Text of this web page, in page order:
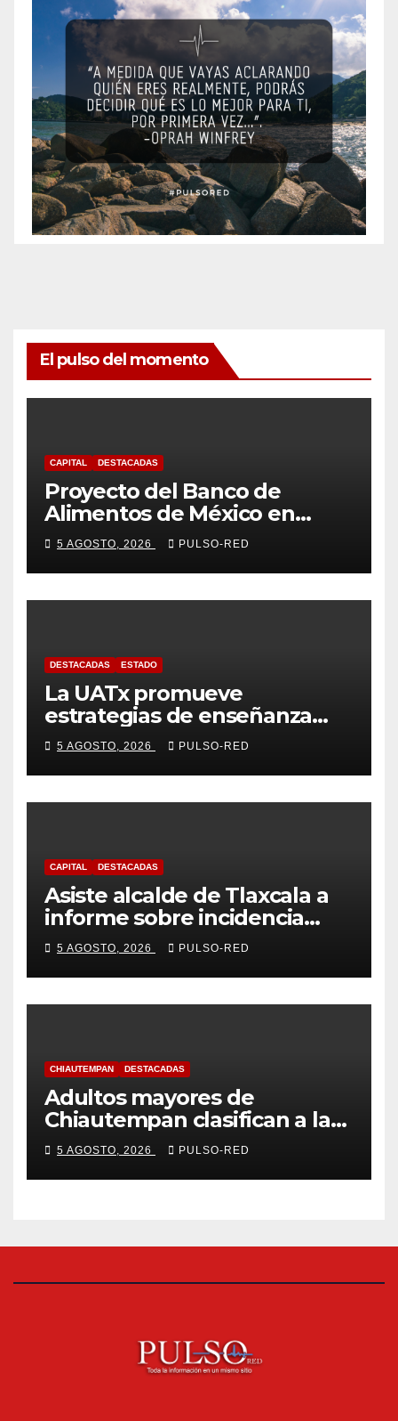
El pulso del momento
CAPITAL DESTACADAS
Proyecto del Banco de
Alimentos de México en
Tlaxcala avanza con trabajo
coordinado
5 AGOSTO, 2026 PULSO-RED
DESTACADAS ESTADO
La UATx promueve
estrategias de enseñanza
centradas en el contexto de
sus estudiantes
5 AGOSTO, 2026 PULSO-RED
CAPITAL DESTACADAS
Asiste alcalde de Tlaxcala a
informe sobre incidencia
delictiva refrenda trabajo
coordinado
5 AGOSTO, 2026 PULSO-RED
CHIAUTEMPAN DESTACADAS
Adultos mayores de
Chiautempan clasifican a la
etapa federal de las
Olimpiadas de Oro
5 AGOSTO, 2026 PULSO-RED